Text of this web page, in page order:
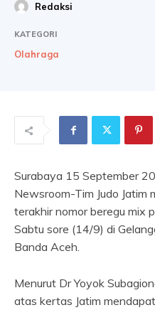
Redaksi
KATEGORI
Olahraga
Surabaya 15 September
Newsroom-Tim Judo Jatim
terakhir nomor beregu mix
Sabtu sore (14/9) di
Banda Aceh.
Menurut Dr Yoyok
atas kertas Jatim